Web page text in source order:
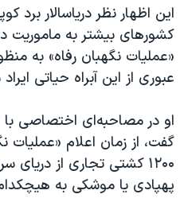
نرگس محمدی برنده جایزه نوبل
همایش محافظه‌کاران آمریکا
صفحه‌های ویژه
سفر پرزیدنت ترامپ به چین
این اظهار نظر دریاسالار برد
کشورهای بیشتر به ماموریت
«عملیات نگهبان رفاه» به
عبوری از این آبراه حیاتی
او در مصاحبه‌ای اختصاصی
۱۲۰۰ کشتی تجاری از
پهپادی یا موشکی به